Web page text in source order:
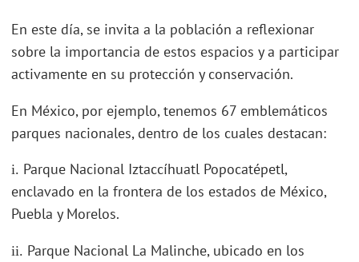
En este día, se invita a la población a reflexionar
sobre la importancia de estos espacios y a participar
activamente en su protección y conservación.
En México, por ejemplo, tenemos 67 emblemáticos
parques nacionales, dentro de los cuales destacan:
i. Parque Nacional Iztaccíhuatl Popocatépetl,
enclavado en la frontera de los estados de México,
Puebla y Morelos.
ii. Parque Nacional La Malinche, ubicado en los